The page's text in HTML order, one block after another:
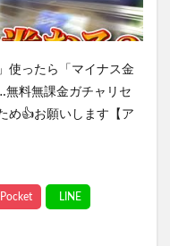
使ったら「マイナス金
料無課金ガチャリセ
め👍お願いします【ア